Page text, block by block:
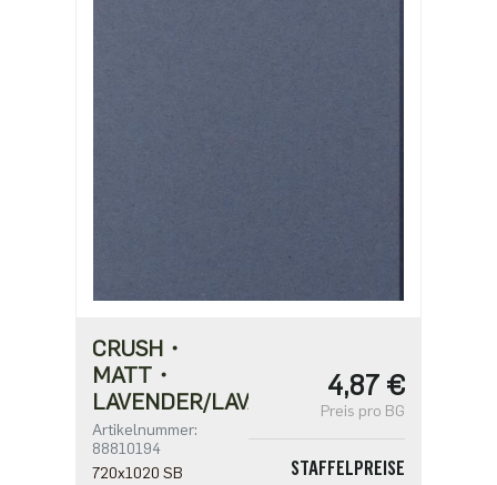
CRUSH・
MATT・
LAVENDER/LAVANDA
Artikelnummer:
88810194
720x1020 SB
4,87 €
Preis pro BG
STAFFELPREISE